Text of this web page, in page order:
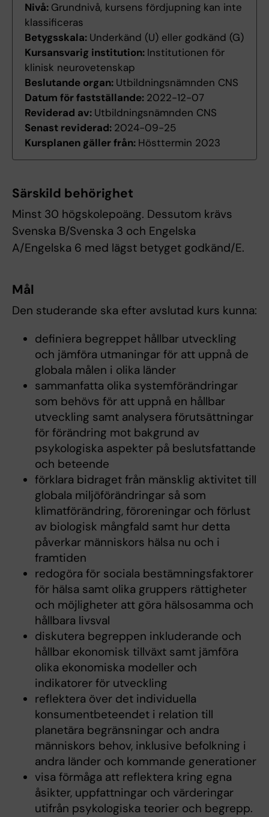
Nivå: Grundnivå, kursens fördjupning kan inte
klassificeras
Betygsskala: Underkänd (U) eller godkänd (G)
Kursansvarig institution: Institutionen för
klinisk neurovetenskap
Beslutande organ: Utbildningsnämnden CNS
Datum för fastställande: 2022-12-07
Reviderad av: Utbildningsnämnden CNS
Senast reviderad: 2024-09-25
Kursplanen gäller från: Hösttermin 2023
Särskild behörighet
Minst 30 högskolepoäng. Dessutom krävs
Svenska B/Svenska 3 och Engelska
A/Engelska 6 med lägst betyget godkänd/E.
Mål
Den studerande ska efter avslutad kurs kunna:
definiera begreppet hållbar utveckling
och jämföra utmaningar för att uppnå de
globala målen i olika länder
sammanfatta olika systemförändringar
som behövs för att uppnå en hållbar
utveckling samt analysera förutsättningar
för förändring mot bakgrund av
psykologiska aspekter på beslutsfattande
och beteende
förklara bidraget från mänsklig aktivitet till
globala miljöförändringar så som
klimatförändring, föroreningar och förlust
av biologisk mångfald samt hur detta
påverkar människors hälsa nu och i
framtiden
redogöra för sociala bestämningsfaktorer
för hälsa samt olika gruppers rättigheter
och möjligheter att göra hälsosamma och
hållbara livsval
diskutera begreppen inkluderande och
hållbar ekonomisk tillväxt samt jämföra
olika ekonomiska modeller och
indikatorer för utveckling
reflektera över det individuella
konsumentbeteendet i relation till
planetära begränsningar och andra
människors behov, inklusive befolkning i
andra länder och kommande generationer
visa förmåga att reflektera kring egna
åsikter, uppfattningar och värderingar
utifrån psykologiska teorier och begrepp.